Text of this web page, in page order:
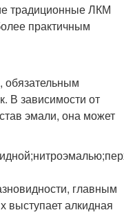
традиционные ЛКМ
практичным
обязательным
В зависимости от
эмали, она может
главным
выступает алкидная